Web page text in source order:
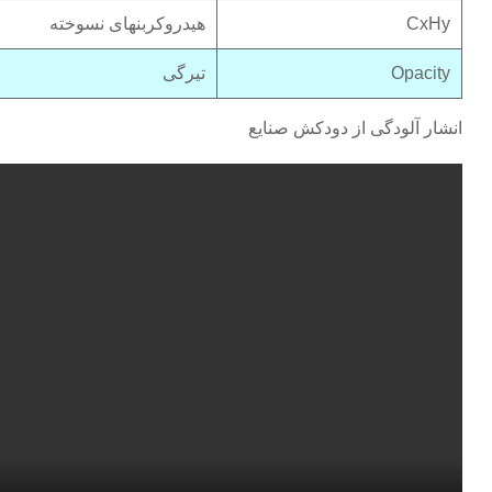
CxHy هیدروکربنهای نسوخته
Opacity تیرگی
انشار آلودگی از دودکش صنایع